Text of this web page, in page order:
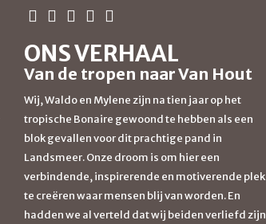
ONS VERHAAL
Van de tropen naar Van Hout
Wij, Waldo en Mylene zijn na tien jaar op het
tropische Bonaire gewoond te hebben als een
blok gevallen voor dit prachtige pand in
Landsmeer. Onze droom is om hier een
verbindende, inspirerende en motiverende plek
te creëren waar mensen blij van worden. En
hadden we al verteld dat wij beiden verliefd zijn